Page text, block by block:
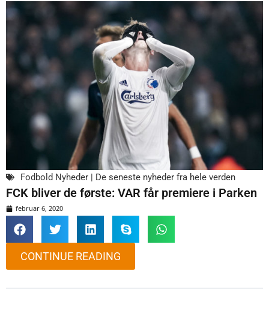
Fodbold Nyheder | De seneste nyheder fra hele verden
FCK bliver de første: VAR får premiere i Parken
februar 6, 2020
CONTINUE READING